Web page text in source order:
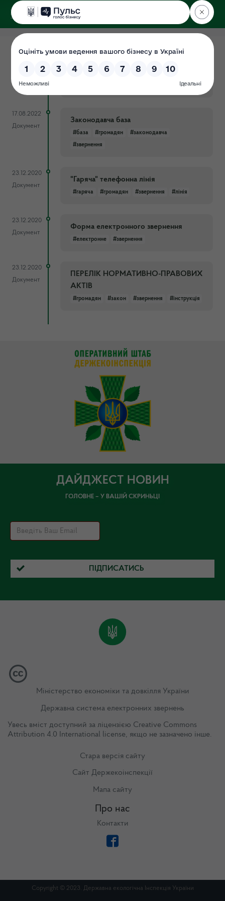
ДЕРЖЕКОІНСПЕКЦІЯ
у Хмельницькій області
08.02.2024
Документ
#громадян #електронне
#звернення
17.08.2022
Документ
Законодавча база
#база #громадян
#законодавча
#звернення
23.12.2020
Документ
"Гаряча" телефонна лінія
#гаряча #громадян #звернення #лінія
23.12.2020
Документ
Форма електронного звернення
#електронне #звернення
23.12.2020
Документ
ПЕРЕЛІК НОРМАТИВНО-ПРАВОВИХ
АКТІВ
#громадян #закон #звернення #інструкція
ДАЙДЖЕСТ НОВИН
ГОЛОВНЕ – У ВАШІЙ СКРИНЬЦІ
ПІДПИСАТИСЬ
Міністерство економіки та довкілля України
Державна система електронних звернень
Увесь вміст доступний за ліцензією Creative Commons
Attribution 4.0 International license, якщо не зазначено інше.
Стара версія сайту
Сайт Держекоінспекції
Мапа сайту
Про нас
Контакти
Copyright © 2023. Державна екологічна Інспекція України